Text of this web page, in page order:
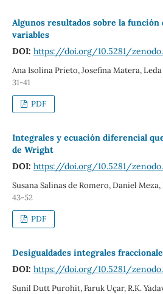
Algunos resultados sobre la función
variables
DOI: https://doi.org/10.5281/
Ana Isolina Prieto, Josefina Matera, Leda
31-41
PDF
Integrales y ecuación diferencial
de Wright
DOI: https://doi.org/10.5281/
Susana Salinas de Romero, Daniel
43-52
PDF
Desigualdades integrales
DOI: https://doi.org/10.5281/
Sunil Dutt Purohit, Faruk Uçar, R.K.